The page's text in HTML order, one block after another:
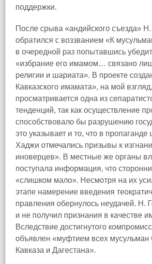
поддержки.
После срыва «андийского съезда» Н.
обратился с воззванием «К
в очередной раз попытавшись
«избрание его имамом… связано
религии и шариата». В проекте
Кавказского имамата», на мой взгляд,
просматривается одна из
тенденций, так как осуществление
способствовало бы разрушению
это указывает и то, что в пропаганде
Хаджи отмечались призывы к
иноверцев». В местные же органы
поступала информация, что
«слишком мало». Несмотря на их
этапе намерение введения
правления обернулось неудачей. Н.
и не получил признания в качестве
Вследствие достигнутого
объявлен «муфтием всех мусульман
Кавказа и Дагестана».